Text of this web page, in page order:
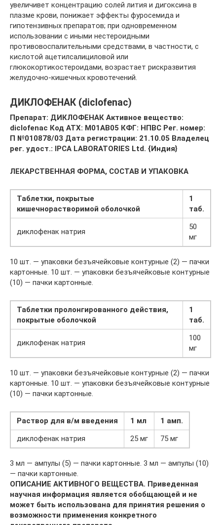
увеличивет концентрацию солей лития и дигоксина в
плазме крови, понижает эффекты фуросемида и
гипотензивных препаратов; при одновременном
использовании с иными нестероидными
противовоспалительными средствами, в частности, с
кислотой ацетилсалициловой или
глюкокортикостероидами, возрастает рискразвития
желудочно-кишечных кровотечений.
ДИКЛОФЕНАК (diclofenac)
Препарат: ДИКЛОФЕНАК Активное вещество:
diclofenac Код АТХ: M01AB05 КФГ: НПВС Рег. номер:
П №010878/03 Дата регистрации: 21.10.05 Владелец
рег. удост.: IPCA LABORATORIES Ltd. {Индия}
ЛЕКАРСТВЕННАЯ ФОРМА, СОСТАВ И УПАКОВКА
Таблетки, покрытые
кишечнорастворимой оболочкой
1
таб.
диклофенак натрия
50
мг
10 шт. — упаковки безъячейковые контурные (2) — пачки
картонные. 10 шт. — упаковки безъячейковые контурные
(10) — пачки картонные.
Таблетки пролонгированного действия,
покрытые оболочкой
1
таб.
диклофенак натрия
100
мг
10 шт. — упаковки безъячейковые контурные (2) — пачки
картонные. 10 шт. — упаковки безъячейковые контурные
(10) — пачки картонные.
Раствор для в/м введения 1 мл
1 амп.
диклофенак натрия
25 мг 75 мг
3 мл — ампулы (5) — пачки картонные. 3 мл — ампулы (10)
— пачки картонные.
ОПИСАНИЕ АКТИВНОГО ВЕЩЕСТВА. Приведенная
научная информация является обобщающей и не
может быть использована для принятия решения о
возможности применения конкретного